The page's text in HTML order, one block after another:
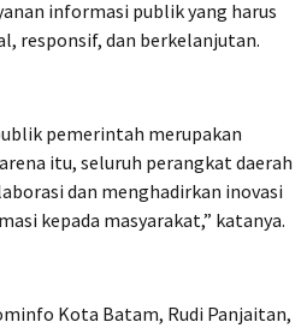
informasi publik yang harus
responsif, dan berkelanjutan.
pemerintah merupakan
itu, seluruh perangkat daerah
dan menghadirkan inovasi
kepada masyarakat,” katanya.
Kota Batam, Rudi Panjaitan,